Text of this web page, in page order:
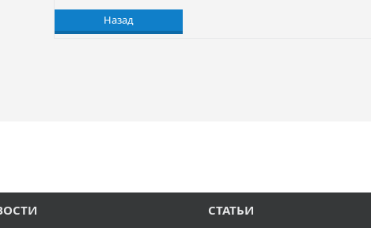
Назад
СТАТЬИ